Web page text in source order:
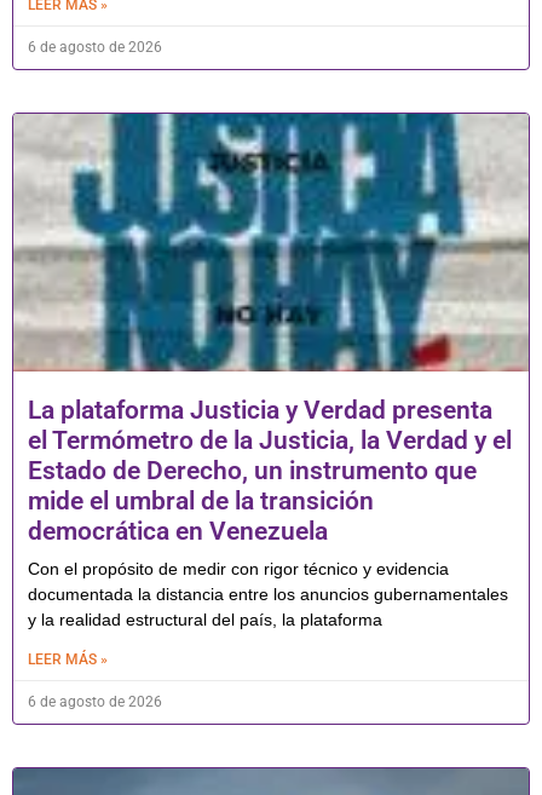
LEER MÁS »
6 de agosto de 2026
La plataforma Justicia y Verdad presenta
el Termómetro de la Justicia, la Verdad y el
Estado de Derecho, un instrumento que
mide el umbral de la transición
democrática en Venezuela
Con el propósito de medir con rigor técnico y evidencia
documentada la distancia entre los anuncios gubernamentales
y la realidad estructural del país, la plataforma
LEER MÁS »
6 de agosto de 2026